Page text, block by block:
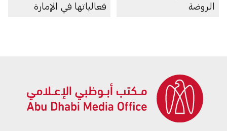
الروضة
فعالياتها في الإمارة